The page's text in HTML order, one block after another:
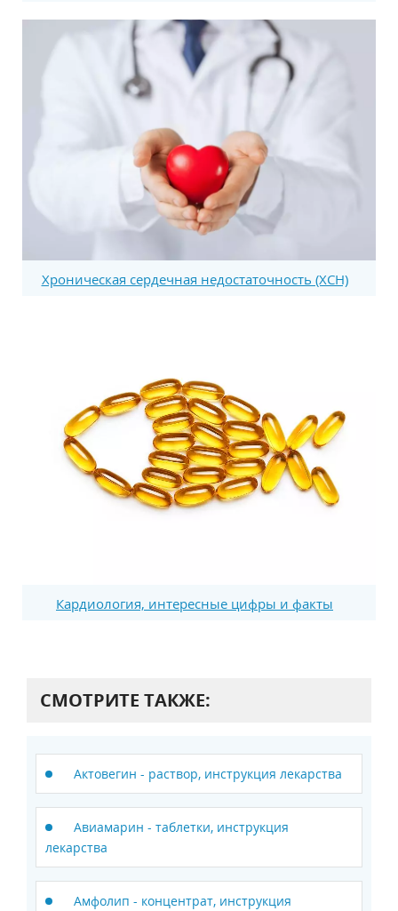
Хроническая сердечная недостаточность (ХСН)
Кардиология, интересные цифры и факты
СМОТРИТЕ ТАКЖЕ:
Актовегин - раствор, инструкция лекарства
Авиамарин - таблетки, инструкция
лекарства
Амфолип - концентрат, инструкция